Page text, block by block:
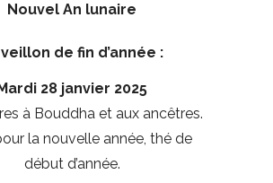
Nouvel An lunaire
de fin d’année :
28 janvier 2025
à Bouddha et aux ancêtres.
la nouvelle année, thé de
début d’année.